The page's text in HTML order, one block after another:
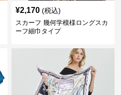
¥2,170 (税込)
スカーフ 幾何学模様ロングスカ
ーフ細巾タイプ